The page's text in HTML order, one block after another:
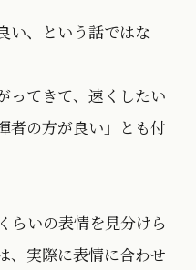
い、という話ではな
てきて、速くしたい
者の方が良い」とも付
らいの表情を見分けら
、実際に表情に合わせ